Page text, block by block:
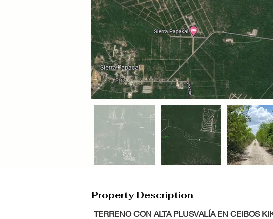
Property Description
TERRENO CON ALTA PLUSVALÍA EN CEIBOS